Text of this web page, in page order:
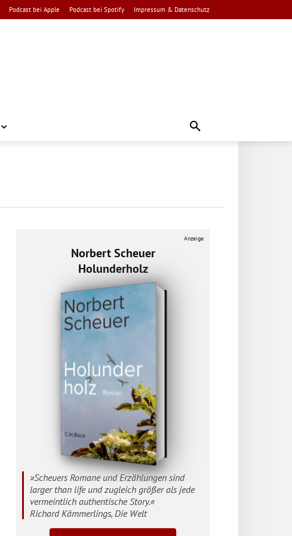
Podcast bei Apple Podcast bei Spotify Impressum & Datenschutz
Anzeige
Norbert Scheuer
Holunderholz
»Scheuers Romane und Erzählungen sind
larger than life und zugleich größer als jede
vermeintlich authentische Story.«
Richard Kämmerlings, Die Welt